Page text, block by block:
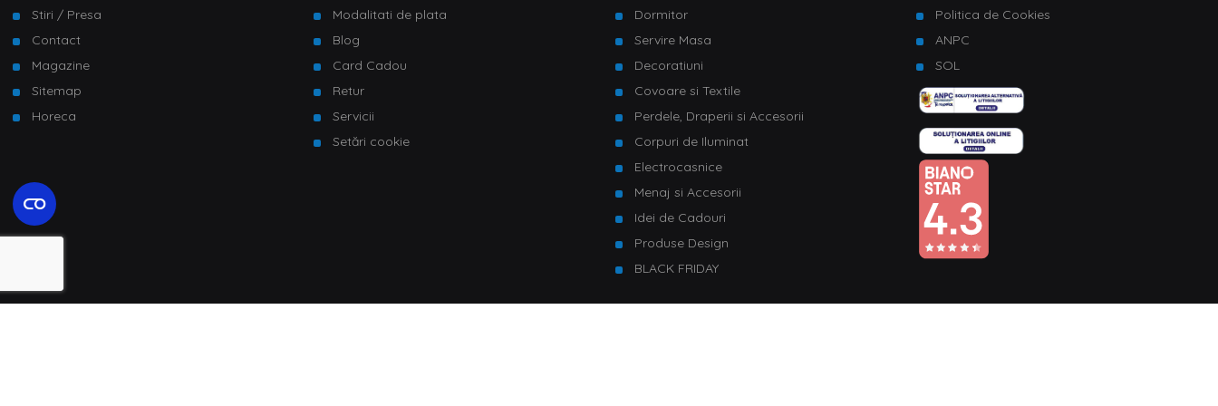
Stiri / Presa
Contact
Magazine
Sitemap
Horeca
Modalitati de plata
Blog
Card Cadou
Retur
Servicii
Setări cookie
Dormitor
Servire Masa
Decoratiuni
Covoare si Textile
Perdele, Draperii si Accesorii
Corpuri de Iluminat
Electrocasnice
Menaj si Accesorii
Idei de Cadouri
Produse Design
BLACK FRIDAY
Politica de Cookies
ANPC
SOL